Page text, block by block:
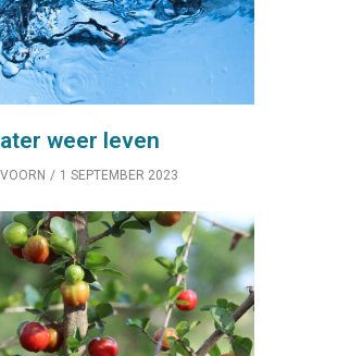
weer leven
1 SEPTEMBER 2023